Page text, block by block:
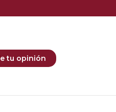
tu opinión